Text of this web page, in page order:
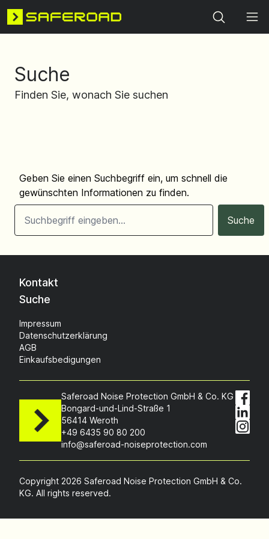
Search
Suche
Finden Sie, wonach Sie suchen
Geben Sie einen Suchbegriff ein, um schnell die
gewünschten Informationen zu finden.
Suche
Kontakt
Suche
Impressum
Datenschutzerklärung
AGB
Einkaufsbedigungen
Saferoad Noise Protection GmbH & Co. KG
Bongard-und-Lind-Straße 1
56414 Weroth
+49 6435 90 80 200
info@saferoad-noiseprotection.com
Copyright 2026 Saferoad Noise Protection GmbH & Co.
KG. All rights reserved.